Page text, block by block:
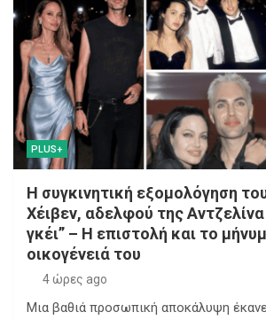
PLUS+
Η συγκινητική εξομολόγηση
Χέιβεν, αδελφού της Αντζελίνα
γκέι” – Η επιστολή και το
οικογένειά του
4 ώρες ago
Μια βαθιά προσωπική αποκάλυψη